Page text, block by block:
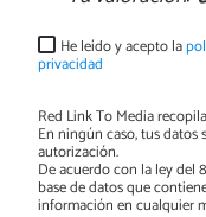
He leído y acepto la
privacidad
Red Link To Media
En ningún caso, tus datos
autorización.
De acuerdo con la ley del
base de datos que
información en cualquier